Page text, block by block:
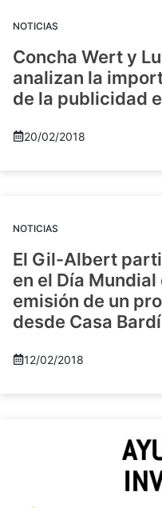
NOTICIAS
Concha Wert y
analizan la
de la publicidad
20/02/2018
NOTICIAS
El Gil-Albert
en el Día Mundial
emisión de un
desde Casa
12/02/2018